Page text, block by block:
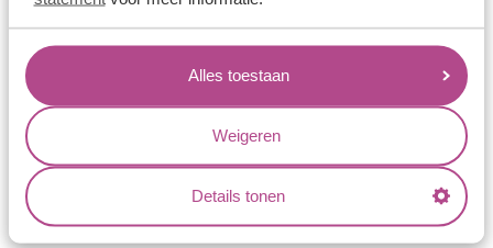
Alles toestaan
Weigeren
Details tonen
Jouw voordelen
Conflictvrije Materialen
Oneindig veel mogelijkheden
Kwaliteit
Juweliers & Contact